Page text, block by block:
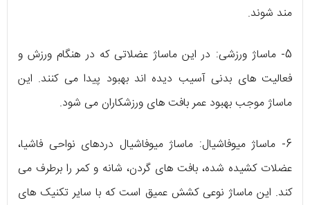
مند شوند.
5- ماساژ ورزشی: در این ماساژ عضلاتی که در هنگام ورزش و
فعالیت های بدنی آسیب دیده اند بهبود پیدا می کنند. این
ماساژ موجب بهبود عمر بافت های ورزشکاران می شود.
6- ماساژ میوفاشیال: ماساژ میوفاشیال دردهای نواحی فاشیا،
عضلات کشیده شده، بافت های گردن، شانه و کمر را برطرف می
کند. این ماساژ نوعی کشش عمیق است که با سایر تکنیک های